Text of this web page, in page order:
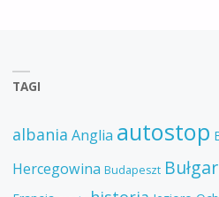
KICZOWATY
TAGI
albania Anglia autostop
Hercegowina Budapeszt